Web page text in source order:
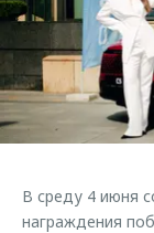
Страхование
Кредитный
Аксессуары
Одежда и
Запчасти
Клиентская
O&J Автоклуб
Клуб
Приложение O&J
Одежда и
Обратная связь
В среду 4 июня
награждения